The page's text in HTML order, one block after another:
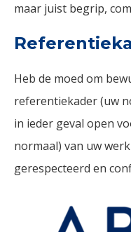
maar juist begrip,
Heb de moed om
referentiekader (uw
in ieder geval open
normaal) van uw
gerespecteerd en